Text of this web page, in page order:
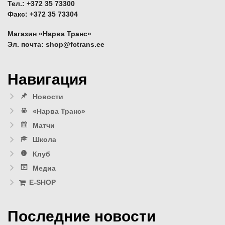
Тел.: +372 35 73300
Факс: +372 35 73304
Магазин «Нарва Транс»
Эл. почта: shop@fctrans.ee
Навигация
Новости
«Нарва Транс»
Матчи
Школа
Клуб
Медиа
E-SHOP
Последние новости